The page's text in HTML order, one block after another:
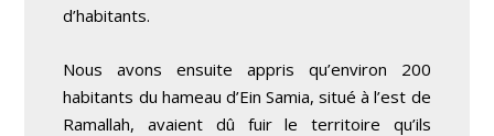
d’habitants.
Nous avons ensuite appris qu’environ 200
habitants du hameau d’Ein Samia, situé à l’est de
Ramallah, avaient dû fuir le territoire qu’ils